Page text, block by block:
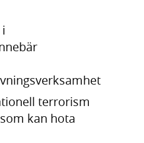
terrorism
kan hota